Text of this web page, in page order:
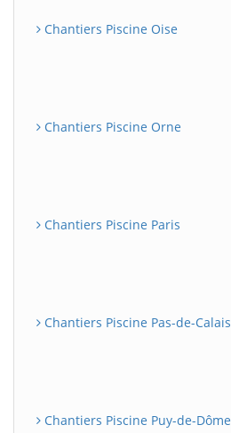
Chantiers Piscine Oise
Chantiers Piscine Orne
Chantiers Piscine Paris
Chantiers Piscine Pas-de-Calais
Chantiers Piscine Puy-de-Dôme